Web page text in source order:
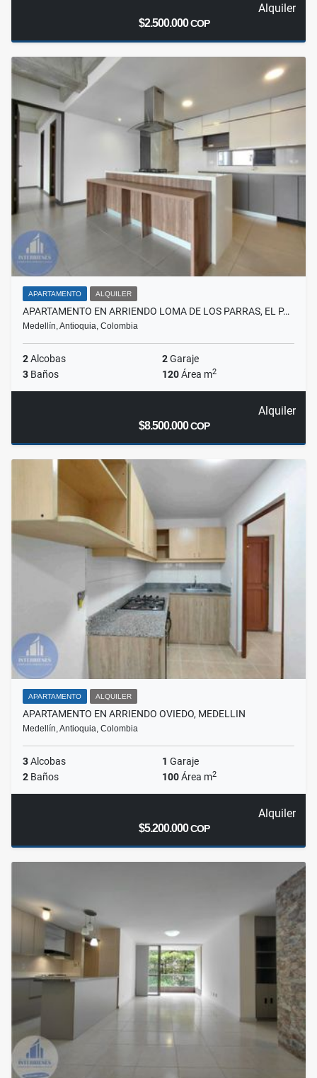
Alquiler
$2.500.000COP
APARTAMENTO ALQUILER
APARTAMENTO EN ARRIENDO LOMA DE LOS PARRAS, EL P…
Medellín, Antioquia, Colombia
2Alcobas 2Garaje
3 Baños 120Área m2
Alquiler
$8.500.000COP
APARTAMENTO ALQUILER
APARTAMENTO EN ARRIENDO OVIEDO, MEDELLIN
Medellín, Antioquia, Colombia
3Alcobas 1 Garaje
2 Baños 100Área m2
Alquiler
$5.200.000COP